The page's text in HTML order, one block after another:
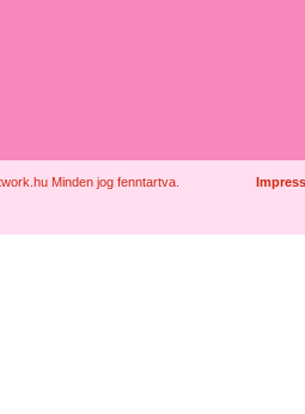
Minden jog fenntartva.